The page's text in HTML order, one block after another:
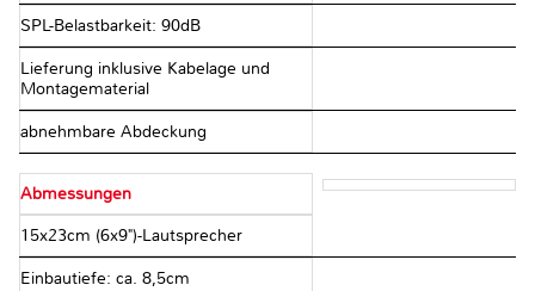
SPL-Belastbarkeit: 90dB
Lieferung inklusive Kabelage und
Montagematerial
abnehmbare Abdeckung
Abmessungen
15x23cm (6x9")-Lautsprecher
Einbautiefe: ca. 8,5cm